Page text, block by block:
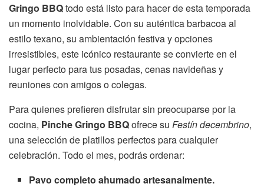
Gringo BBQtodo está listo para hacer de esta temporada
un momento inolvidable. Con su auténtica barbacoa al
estilo texano, su ambientación festiva y opciones
irresistibles, este icónico restaurante se convierte en el
lugar perfecto para tus posadas, cenas navideñas y
reuniones con amigos o colegas.
Para quienes prefieren disfrutar sin preocuparse por la
cocina, Pinche Gringo BBQofrece su Festín decembrino,
una selección de platillos perfectos para cualquier
celebración. Todo el mes, podrás ordenar:
Pavo completo ahumado artesanalmente.